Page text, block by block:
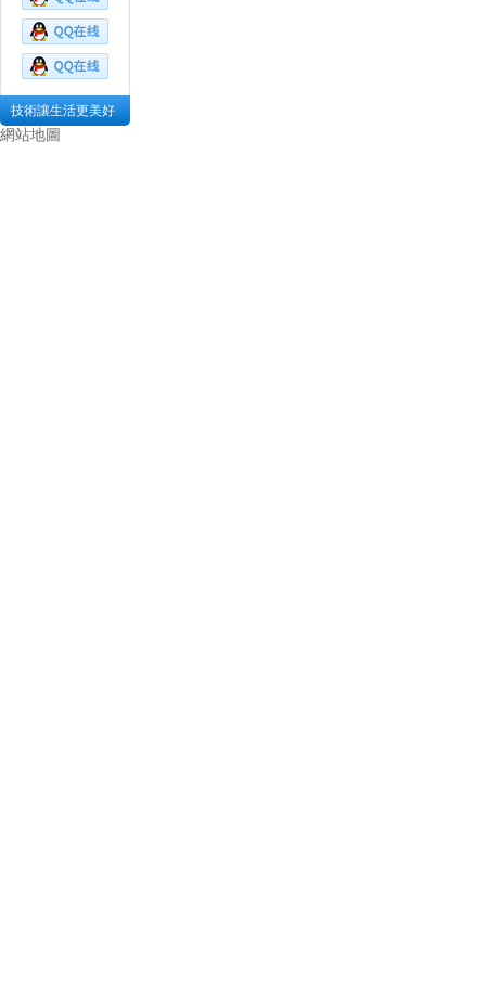
技術讓生活更美好
網站地圖